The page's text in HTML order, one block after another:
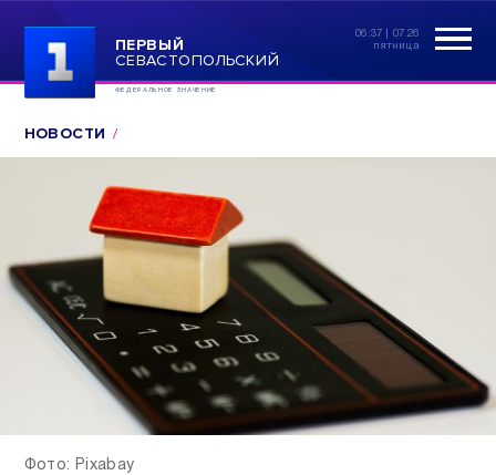
ПЕРВЫЙ
СЕВАСТОПОЛЬСКИЙ
ФЕДЕРАЛЬНОЕ ЗНАЧЕНИЕ
06:37 | 07.26
пятница
НОВОСТИ
Фото: Pixabay